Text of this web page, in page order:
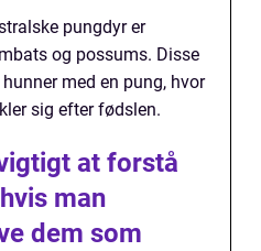
pungdyr er
og possums. Disse
med en pung, hvor
sig efter fødslen.
at forstå
man
dem som